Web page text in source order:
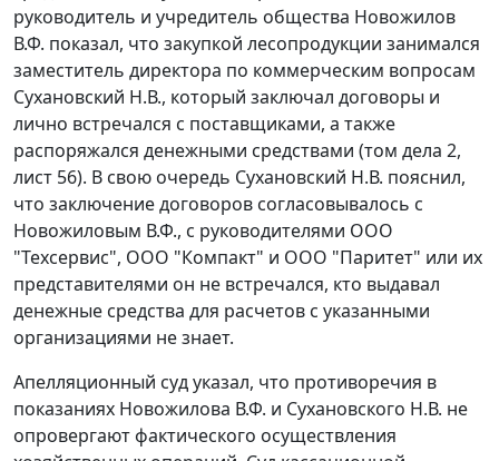
руководитель и учредитель общества Новожилов
В.Ф. показал, что закупкой лесопродукции занимался
заместитель директора по коммерческим вопросам
Сухановский Н.В., который заключал договоры и
лично встречался с поставщиками, а также
распоряжался денежными средствами (том дела 2,
лист 56). В свою очередь Сухановский Н.В. пояснил,
что заключение договоров согласовывалось с
Новожиловым В.Ф., с руководителями ООО
"Техсервис", ООО "Компакт" и ООО "Паритет" или их
представителями он не встречался, кто выдавал
денежные средства для расчетов с указанными
организациями не знает.
Апелляционный суд указал, что противоречия в
показаниях Новожилова В.Ф. и Сухановского Н.В. не
опровергают фактического осуществления